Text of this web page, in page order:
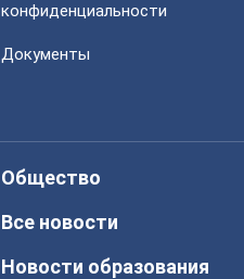
конфиденциальности
Документы
Общество
Все новости
Новости образования